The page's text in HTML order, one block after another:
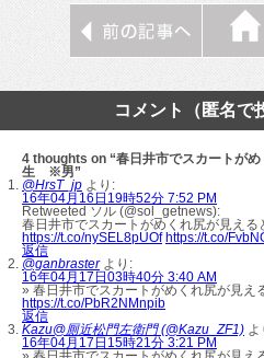
コメント（匿名で
4 thoughts on “春日井市でスカートが
生 ※男”
@HrsT_jp より:
16年04月16日19時52分 7:52 PM
Retweeted ソル (@sol_getnews):
春日井市でスカートがめくれ尻が見え
https://t.co/nySEL8pUOf https://t.co/
返信
@ganbraster より:
16年04月17日03時40分 3:40 AM
» 春日井市でスカートがめくれ尻が見
https://t.co/PbR2NMnpib
返信
Kazu@厠近松門左衛門 (@Kazu_ZF1) よ
16年04月17日15時21分 3:21 PM